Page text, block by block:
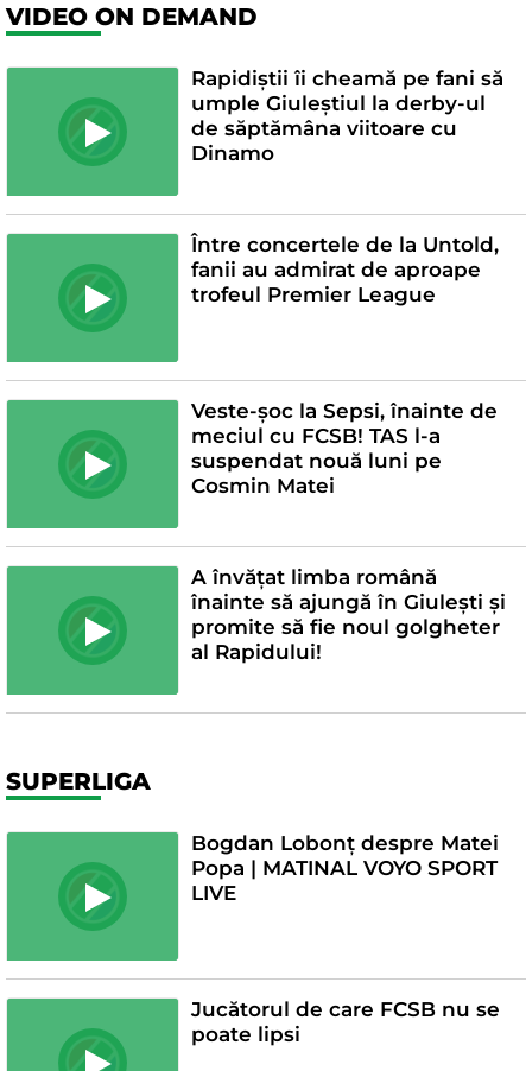
VIDEO ON DEMAND
Rapidiștii îi cheamă pe fani să
umple Giuleștiul la derby-ul
de săptămâna viitoare cu
Dinamo
Între concertele de la Untold,
fanii au admirat de aproape
trofeul Premier League
Veste-șoc la Sepsi, înainte de
meciul cu FCSB! TAS l-a
suspendat nouă luni pe
Cosmin Matei
A învățat limba română
înainte să ajungă în Giulești și
promite să fie noul golgheter
al Rapidului!
SUPERLIGA
Bogdan Lobonț despre Matei
Popa | MATINAL VOYO SPORT
LIVE
Jucătorul de care FCSB nu se
poate lipsi